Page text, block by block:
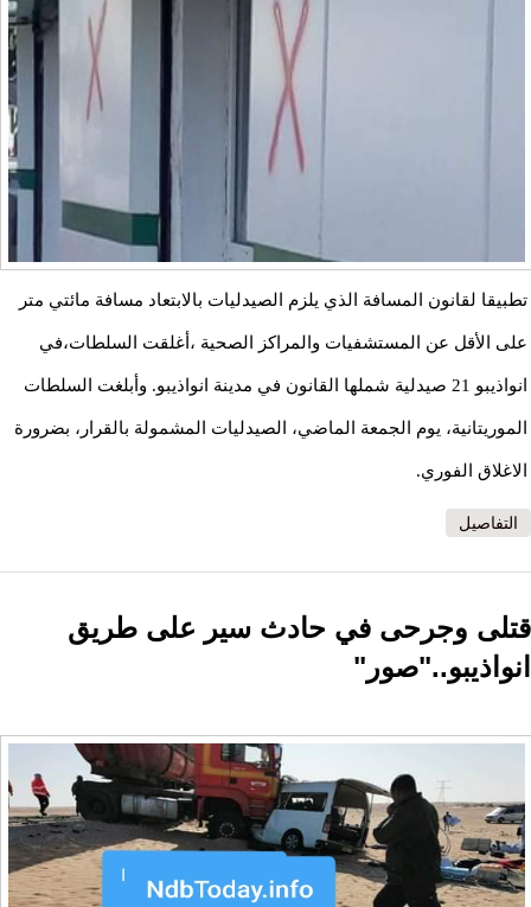
تطبيقا لقانون المسافة الذي يلزم الصيدليات بالابتعاد مسافة مائتي متر
على الأقل عن المستشفيات والمراكز الصحية ،أغلقت السلطات،في
انواذيبو 21 صيدلية شملها القانون في مدينة انواذيبو. وأبلغت السلطات
الموريتانية، يوم الجمعة الماضي، الصيدليات المشمولة بالقرار، بضرورة
الاغلاق الفوري.
التفاصيل
قتلى وجرحى في حادث سير على طريق
انواذيبو.."صور"